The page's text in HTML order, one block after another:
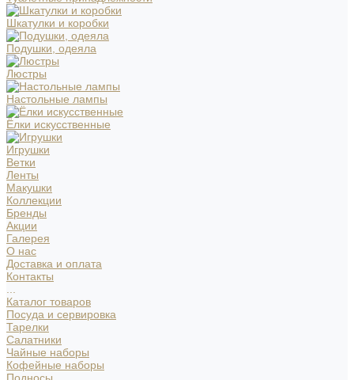
Шкатулки и коробки
Подушки, одеяла
Люстры
Настольные лампы
Ёлки искусственные
Игрушки
Ветки
Ленты
Макушки
Коллекции
Бренды
Акции
Галерея
О нас
Доставка и оплата
Контакты
Каталог товаров
Посуда и сервировка
Тарелки
Салатники
Чайные наборы
Кофейные наборы